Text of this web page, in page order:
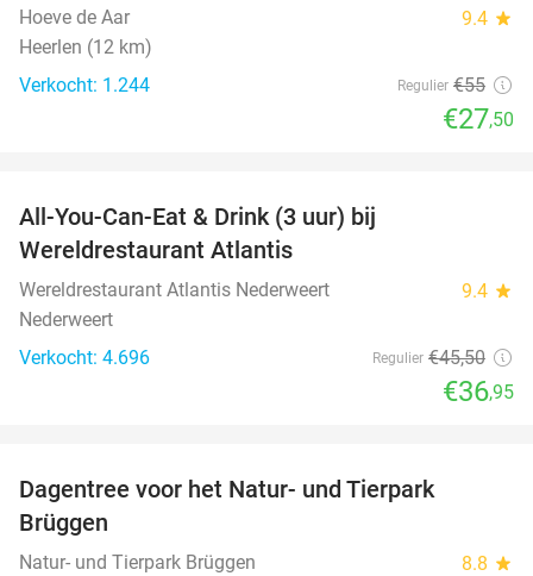
Hoeve de Aar 9.4 star
Heerlen (12 km)
Verkocht: 1.244
Regulier €55
€27,50
All-You-Can-Eat & Drink (3 uur) bij
Wereldrestaurant Atlantis
Wereldrestaurant Atlantis Nederweert 9.4 star
Nederweert
Verkocht: 4.696
Regulier €45,50
€36,95
Dagentree voor het Natur- und Tierpark
Brüggen
Natur- und Tierpark Brüggen 8.8 star